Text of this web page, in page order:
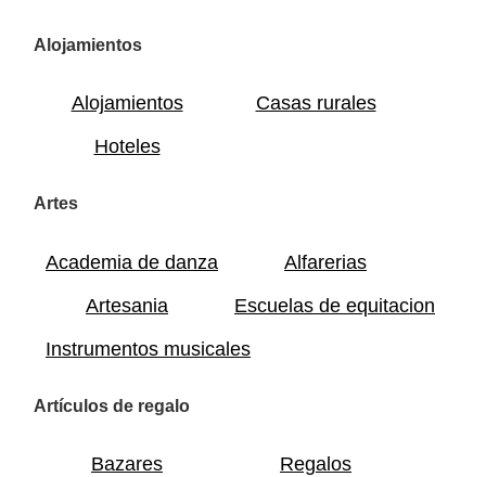
Alojamientos
Alojamientos
Casas rurales
Hoteles
Artes
Academia de danza
Alfarerias
Artesania
Escuelas de equitacion
Instrumentos musicales
Artículos de regalo
Bazares Regalos